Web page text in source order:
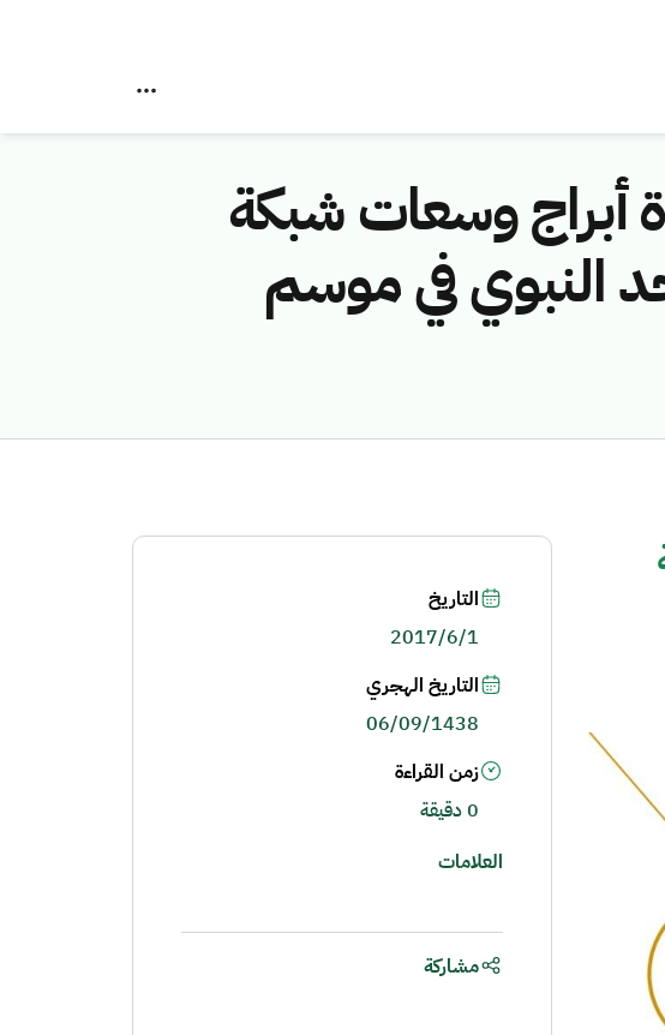
أبراج وسعات شبكة
النبوي في موسم
التاريخ
2017/6/1
التاريخ الهجري
06/09/1438
زمن القراءة
0 دقيقة
العلامات
مشاركة